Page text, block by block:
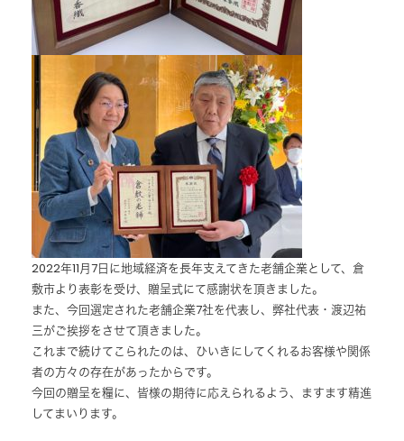
2022年11月7日に地域経済を長年支えてきた老舗企業として、倉
敷市より表彰を受け、贈呈式にて感謝状を頂きました。
また、今回選定された老舗企業7社を代表し、弊社代表・渡辺祐
三がご挨拶をさせて頂きました。
これまで続けてこられたのは、ひいきにしてくれるお客様や関係
者の方々の存在があったからです。
今回の贈呈を糧に、皆様の期待に応えられるよう、ますます精進
してまいります。